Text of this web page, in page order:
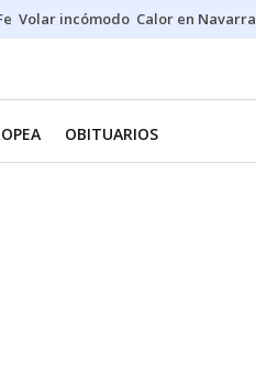
Volar incómodo Calor en Navarra
OBITUARIOS